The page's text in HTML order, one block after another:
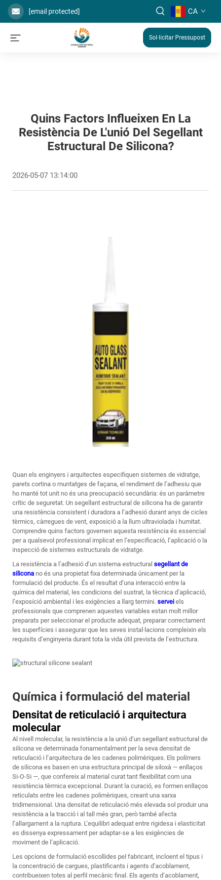
[email protected] CA
Sol·licitar Pressupost
Quins Factors Influeixen En La
Resistència De L'unió Del Segellant
Estructural De Silicona?
2026-05-07 13:14:00
Quan els enginyers i arquitectes especifiquen sistemes de vidratge,
parets cortina o muntatges de façana, el rendiment de l’adhesiu que
ho manté tot unit no és una preocupació secundària: és un paràmetre
crític de seguretat. Un segellant estructural de silicona ha de garantir
una resistència consistent i duradora a l’adhesió durant anys de cicles
tèrmics, càrregues de vent, exposició a la llum ultraviolada i humitat.
Comprendre quins factors governen aquesta resistència és essencial
per a qualsevol professional implicat en l’especificació, l’aplicació o la
inspecció de sistemes estructurals de vidratge.
La resistència a l’adhesió d’un sistema estructural segellant de
silicona no és una propietat fixa determinada únicament per la
formulació del producte. És el resultat d’una interacció entre la
química del material, les condicions del sustrat, la tècnica d’aplicació,
l’exposició ambiental i les exigències a llarg termini. servei els
professionals que comprenen aquestes variables estan molt millor
preparats per seleccionar el producte adequat, preparar correctament
les superfícies i assegurar que les seves instal·lacions compleixin els
requisits d’enginyeria durant tota la vida útil prevista de l’estructura.
Química i formulació del material
Densitat de reticulació i arquitectura
molecular
Al nivell molecular, la resistència a la unió d’un segellant estructural de
silicona ve determinada fonamentalment per la seva densitat de
reticulació i l’arquitectura de les cadenes polimèriques. Els polímers
de silicona es basen en una estructura principal de siloxà — enllaços
Si-O-Si —, que confereix al material curat tant flexibilitat com una
resistència tèrmica excepcional. Durant la curació, es formen enllaços
reticulats entre les cadenes polimèriques, creant una xarxa
tridimensional. Una densitat de reticulació més elevada sol produir una
resistència a la tracció i al tall més gran, però també afecta
l’allargament a la ruptura. L’equilibri adequat entre rigidesa i elasticitat
es dissenya expressament per adaptar-se a les exigències de
moviment de l’aplicació.
Les opcions de formulació escollides pel fabricant, incloent el tipus i
la concentració de cargues, plastificants i agents d’acoblament,
contribueixen totes al perfil mecànic final. Els agents d’acoblament,